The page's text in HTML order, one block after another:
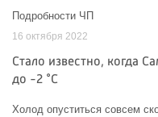
Подробности ЧП
16 октября 2022
Стало известно, когда
до -2 °C
Холод опуститься совсем